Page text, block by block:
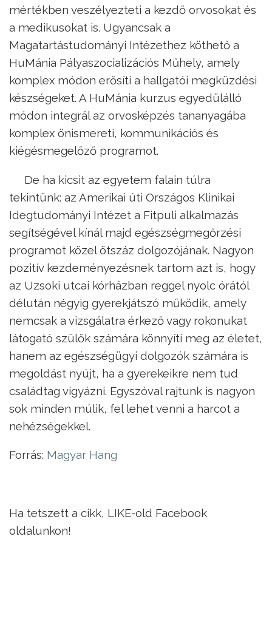
mértékben veszélyezteti a kezdő orvosokat és
a medikusokat is. Ugyancsak a
Magatartástudományi Intézethez köthető a
HuMánia Pályaszocializációs Műhely, amely
komplex módon erősíti a hallgatói megküzdési
készségeket. A HuMánia kurzus egyedülálló
módon integrál az orvosképzés tananyagába
komplex önismereti, kommunikációs és
kiégésmegelőző programot.
De ha kicsit az egyetem falain túlra
tekintünk: az Amerikai úti Országos Klinikai
Idegtudományi Intézet a Fitpuli alkalmazás
segítségével kínál majd egészségmegőrzési
programot közel ötszáz dolgozójának. Nagyon
pozitív kezdeményezésnek tartom azt is, hogy
az Uzsoki utcai kórházban reggel nyolc órától
délután négyig gyerekjátszó működik, amely
nemcsak a vizsgálatra érkező vagy rokonukat
látogató szülők számára könnyíti meg az életet,
hanem az egészségügyi dolgozók számára is
megoldást nyújt, ha a gyerekeikre nem tud
családtag vigyázni. Egyszóval rajtunk is nagyon
sok minden múlik, fel lehet venni a harcot a
nehézségekkel.
Forrás: Magyar Hang
Ha tetszett a cikk, LIKE-old Facebook
oldalunkon!